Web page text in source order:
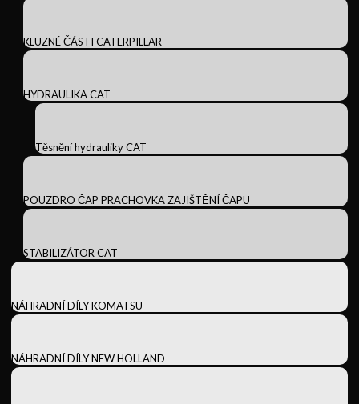
KLUZNÉ ČÁSTI CATERPILLAR
HYDRAULIKA CAT
Těsnění hydrauliky CAT
POUZDRO ČAP PRACHOVKA ZAJIŠTĚNÍ ČAPU
STABILIZÁTOR CAT
NÁHRADNÍ DÍLY KOMATSU
NÁHRADNÍ DÍLY NEW HOLLAND